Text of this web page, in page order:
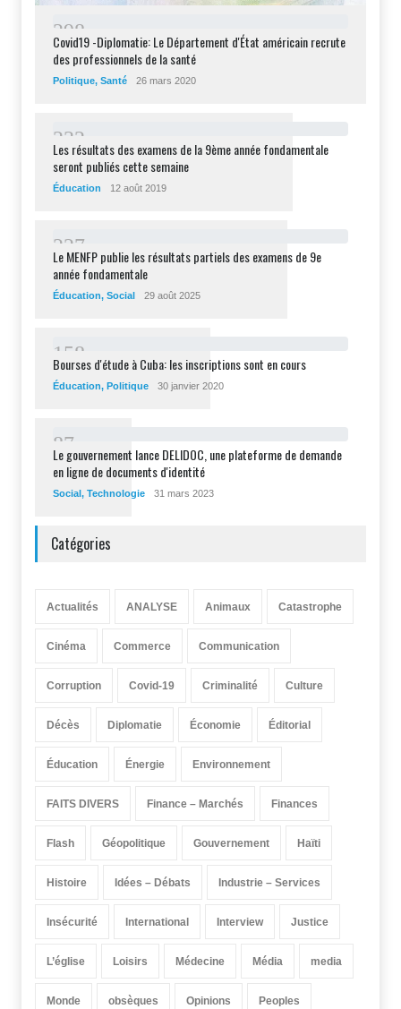
298
Covid19 -Diplomatie: Le Département d'État américain recrute
des professionnels de la santé
Politique, Santé 26 mars 2020
232
Les résultats des examens de la 9ème année fondamentale
seront publiés cette semaine
Éducation 12 août 2019
227
Le MENFP publie les résultats partiels des examens de 9e
année fondamentale
Éducation, Social 29 août 2025
1 58
Bourses d'étude à Cuba: les inscriptions sont en cours
Éducation, Politique 30 janvier 2020
87
Le gouvernement lance DELIDOC, une plateforme de demande
en ligne de documents d'identité
Social, Technologie 31 mars 2023
Catégories
Actualités ANALYSE Animaux Catastrophe
Cinéma Commerce Communication
Corruption Covid-19 Criminalité Culture
Décès Diplomatie Économie Éditorial
Éducation Énergie Environnement
FAITS DIVERS Finance – Marchés Finances
Flash Géopolitique Gouvernement Haïti
Histoire Idées – Débats Industrie – Services
Insécurité International Interview Justice
L’église Loisirs Médecine Média media
Monde obsèques Opinions Peoples